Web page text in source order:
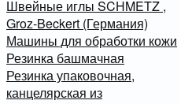
Швейные иглы SCHMETZ ,
Groz-Beckert (Германия)
Машины для обработки кожи
Резинка башмачная
Резинка упаковочная,
канцелярская из